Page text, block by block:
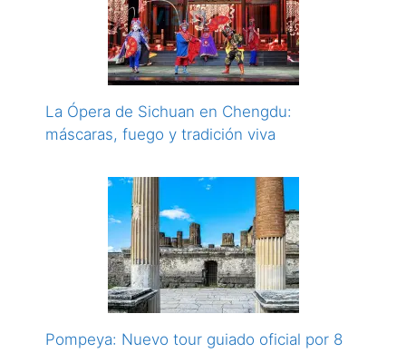
La Ópera de Sichuan en Chengdu:
máscaras, fuego y tradición viva
Pompeya: Nuevo tour guiado oficial por 8